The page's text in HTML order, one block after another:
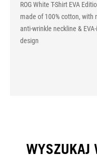
ROG White T-Shirt EVA
made of 100% cotton, with
anti-wrinkle neckline &
design
WYSZUKAJ